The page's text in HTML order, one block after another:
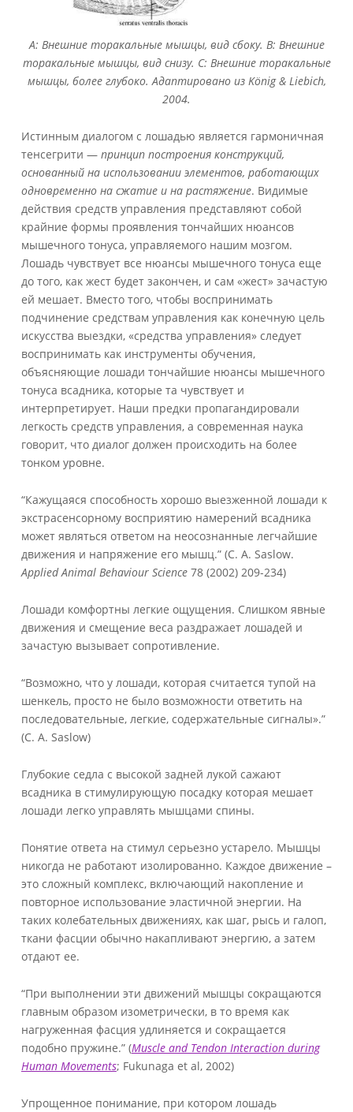
A: Внешние торакальные мышцы, вид сбоку. B: Внешние
торакальные мышцы, вид снизу. C: Внешние торакальные
мышцы, более глубоко. Адаптировано из König & Liebich,
2004.
Истинным диалогом с лошадью является гармоничная
тенсегрити —принцип построения конструкций,
основанный на использовании элементов, работающих
одновременно на сжатие и на растяжение. Видимые
действия средств управления представляют собой
крайние формы проявления тончайших нюансов
мышечного тонуса, управляемого нашим мозгом.
Лошадь чувствует все нюансы мышечного тонуса еще
до того, как жест будет закончен, и сам «жест» зачастую
ей мешает. Вместо того, чтобы воспринимать
подчинение средствам управления как конечную цель
искусства выездки, «средства управления» следует
воспринимать как инструменты обучения,
объясняющие лошади тончайшие нюансы мышечного
тонуса всадника, которые та чувствует и
интерпретирует. Наши предки пропагандировали
легкость средств управления, а современная наука
говорит, что диалог должен происходить на более
тонком уровне.
“Кажущаяся способность хорошо выезженной лошади к
экстрасенсорному восприятию намерений всадника
может являться ответом на неосознанные легчайшие
движения и напряжение его мышц.” (C. A. Saslow.
Applied Animal Behaviour Science78 (2002) 209-234)
Лошади комфортны легкие ощущения. Слишком явные
движения и смещение веса раздражает лошадей и
зачастую вызывает сопротивление.
“Возможно, что у лошади, которая считается тупой на
шенкель, просто не было возможности ответить на
последовательные, легкие, содержательные сигналы».”
(C. A. Saslow)
Глубокие седла с высокой задней лукой сажают
всадника в стимулирующую посадку которая мешает
лошади легко управлять мышцами спины.
Понятие ответа на стимул серьезно устарело. Мышцы
никогда не работают изолированно. Каждое движение –
это сложный комплекс, включающий накопление и
повторное использование эластичной энергии. На
таких колебательных движениях, как шаг, рысь и галоп,
ткани фасции обычно накапливают энергию, а затем
отдают ее.
“При выполнении эти движений мышцы сокращаются
главным образом изометрически, в то время как
нагруженная фасция удлиняется и сокращается
подобно пружине.” (Muscle and Tendon Interaction during
Human Movements; Fukunaga et al, 2002)
Упрощенное понимание, при котором лошадь